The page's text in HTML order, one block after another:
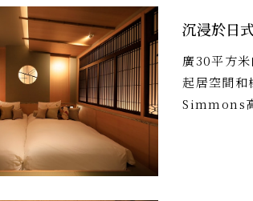
沉浸於日
廣30平方
起居空間和
Simmons